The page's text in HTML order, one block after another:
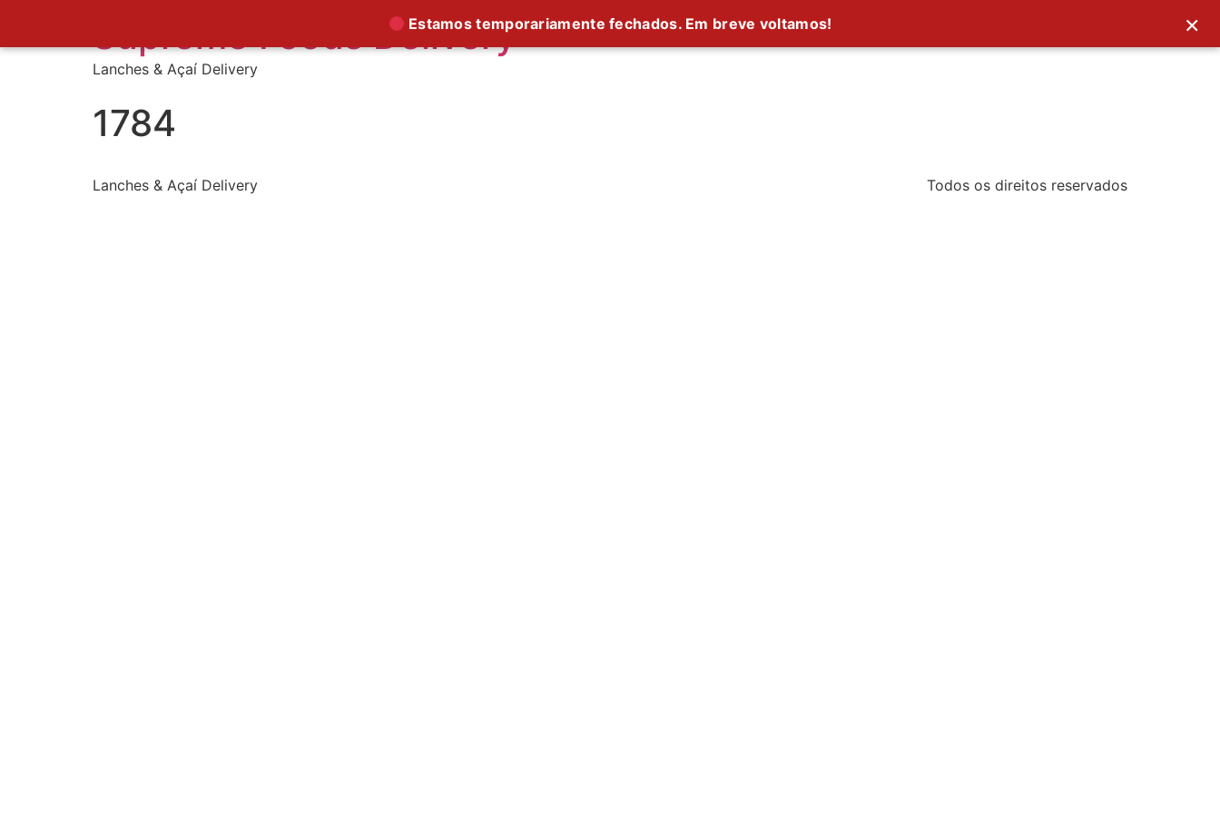
Supreme Foods Delivery
Lanches & Açaí Delivery
1784
Lanches & Açaí Delivery Todos os direitos reservados
×
Estamos temporariamente fechados. Em breve voltamos!